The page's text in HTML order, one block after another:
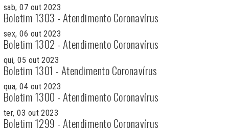
sab, 07 out 2023
Boletim 1303 - Atendimento Coronavírus
sex, 06 out 2023
Boletim 1302 - Atendimento Coronavírus
qui, 05 out 2023
Boletim 1301 - Atendimento Coronavírus
qua, 04 out 2023
Boletim 1300 - Atendimento Coronavírus
ter, 03 out 2023
Boletim 1299 - Atendimento Coronavírus